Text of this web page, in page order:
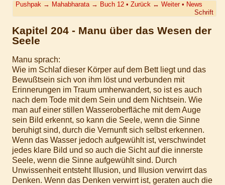
Pushpak → Mahabharata → Buch 12 •Zurück ↔ Weiter• News
Schrift
Kapitel 204 - Manu über das Wesen der
Seele
Manu sprach:
Wie im Schlaf dieser Körper auf dem Bett liegt und das
Bewußtsein sich von ihm löst und verbunden mit
Erinnerungen im Traum umherwandert, so ist es auch
nach dem Tode mit dem Sein und dem Nichtsein. Wie
man auf einer stillen Wasseroberfläche mit dem Auge
sein Bild erkennt, so kann die Seele, wenn die Sinne
beruhigt sind, durch die Vernunft sich selbst erkennen.
Wenn das Wasser jedoch aufgewühlt ist, verschwindet
jedes klare Bild und so auch die Sicht auf die innerste
Seele, wenn die Sinne aufgewühlt sind. Durch
Unwissenheit entsteht Illusion, und Illusion verwirrt das
Denken. Wenn das Denken verwirrt ist, geraten auch die